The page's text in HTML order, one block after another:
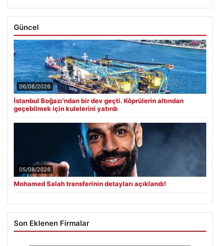
Güncel
06/08/2026
İstanbul Boğazı’ndan bir dev geçti. Köprülerin altından
geçebilmek için kulelerini yatırdı
05/08/2026
Mohamed Salah transferinin detayları açıklandı!
Son Eklenen Firmalar